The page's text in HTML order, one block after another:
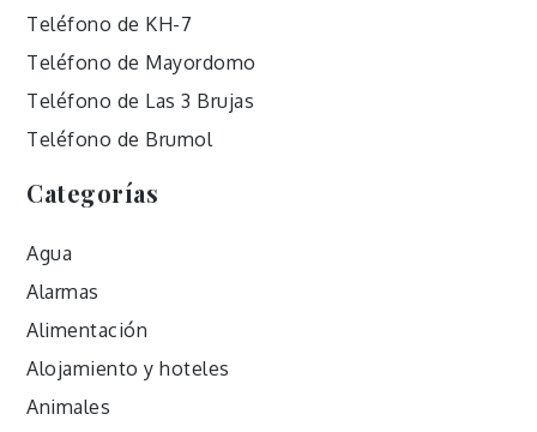
Teléfono de KH-7
Teléfono de Mayordomo
Teléfono de Las 3 Brujas
Teléfono de Brumol
Categorías
Agua
Alarmas
Alimentación
Alojamiento y hoteles
Animales